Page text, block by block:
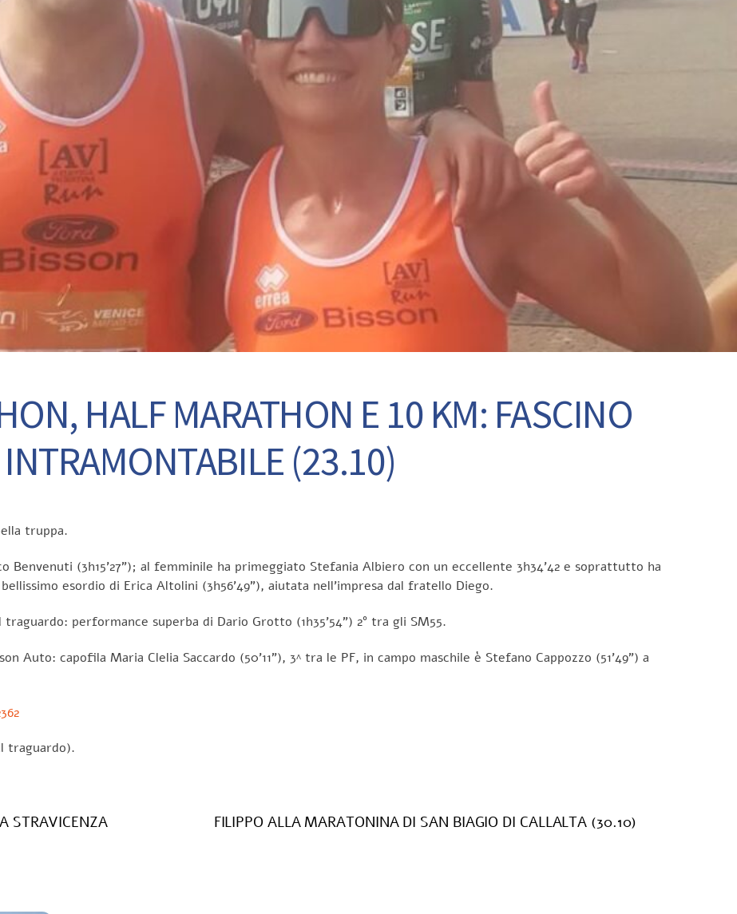
HALF MARATHON E 10 KM: FASCINO
INTRAMONTABILE (23.10)
truppa.
Benvenuti (3h15’27”); al femminile ha primeggiato Stefania Albiero con un eccellente 3h34’42 e soprattutto ha
esordio di Erica Altolini (3h56’49”), aiutata nell’impresa dal fratello Diego.
performance superba di Dario Grotto (1h35’54”) 2° tra gli SM55.
Auto: capofila Maria Clelia Saccardo (50’11”), 3^ tra le PF, in campo maschile è Stefano Cappozzo (51’49”) a
traguardo).
STRAVICENZA FILIPPO ALLA MARATONINA DI SAN BIAGIO DI CALLALTA (30.10)